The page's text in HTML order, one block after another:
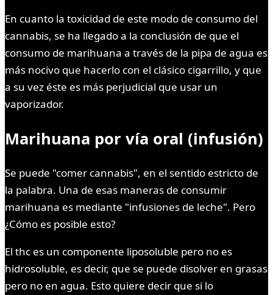
En cuanto la toxicidad de este modo de consumo del
cannabis, se ha llegado a la conclusión de que el
consumo de marihuana a través de la pipa de agua es
más nocivo que hacerlo con el clásico cigarrillo, y que
a su vez éste es más perjudicial que usar un
vaporizador.
Marihuana por vía oral (infusión)
Se puede "comer cannabis", en el sentido estricto de
la palabra. Una de esas maneras de consumir
marihuana es mediante "infusiones de leche". Pero
¿Cómo es posible esto?
El thc es un componente liposoluble pero no es
hidrosoluble, es decir, que se puede disolver en grasas
pero no en agua. Esto quiere decir que si lo